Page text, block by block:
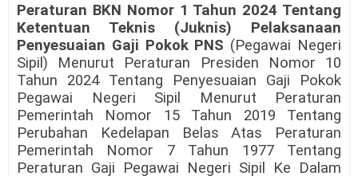
Peraturan BKN Nomor 1 Tahun 2024 Tentang
Ketentuan Teknis (Juknis) Pelaksanaan
Penyesuaian Gaji Pokok PNS (Pegawai Negeri
Sipil) Menurut Peraturan Presiden Nomor 10
Tahun 2024 Tentang Penyesuaian Gaji Pokok
Pegawai Negeri Sipil Menurut Peraturan
Pemerintah Nomor 15 Tahun 2019 Tentang
Perubahan Kedelapan Belas Atas Peraturan
Pemerintah Nomor 7 Tahun 1977 Tentang
Peraturan Gaji Pegawai Negeri Sipil Ke Dalam